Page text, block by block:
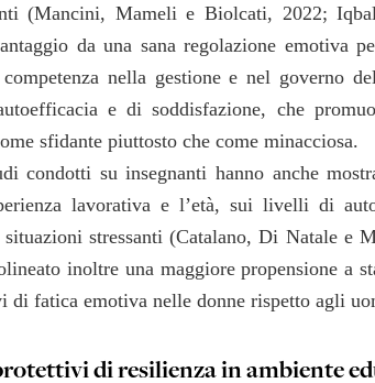
(Mancini, Mameli e Biolcati, 2022;
da una sana regolazione emotiva
competenza nella gestione e nel governo
e di soddisfazione, che
sfidante piuttosto che come minacciosa.
condotti su insegnanti hanno anche
lavorativa e l’età, sui livelli di
stressanti (Catalano, Di Natale e
inoltre una maggiore propensione
di fatica emotiva nelle donne rispetto agli
di resilienza in ambiente